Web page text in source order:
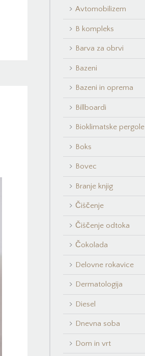
Avtomobilizem
B kompleks
Barva za obrvi
Bazeni
Bazeni in oprema
Billboardi
Bioklimatske pergole
Boks
Bovec
Branje knjig
Čiščenje
Čiščenje odtoka
Čokolada
Delovne rokavice
Dermatologija
Diesel
Dnevna soba
Dom in vrt